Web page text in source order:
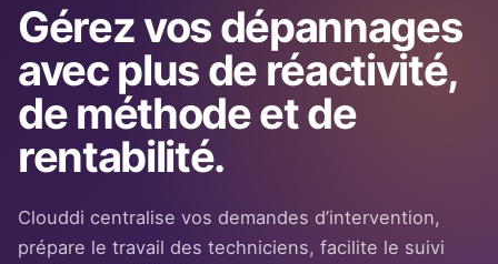
Gérez vos dépannages
avec plus de réactivité,
de méthode et de
rentabilité.
Clouddi centralise vos demandes d’intervention,
prépare le travail des techniciens, facilite le suivi